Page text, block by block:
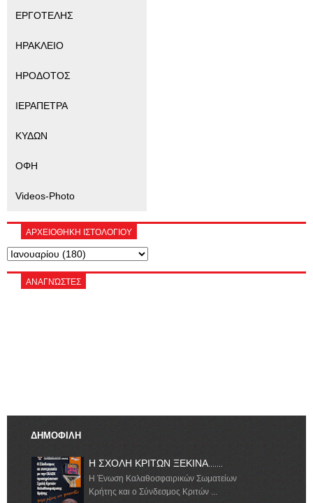
ΕΡΓΟΤΕΛΗΣ
ΗΡΑΚΛΕΙΟ
ΗΡΟΔΟΤΟΣ
ΙΕΡΑΠΕΤΡΑ
ΚΥΔΩΝ
ΟΦΗ
Videos-Photo
ΑΡΧΕΙΟΘΗΚΗ ΙΣΤΟΛΟΓΙΟΥ
ΑΝΑΓΝΏΣΤΕΣ
ΔΗΜΟΦΙΛΗ
Η ΣΧΟΛΗ ΚΡΙΤΩΝ ΞΕΚΙΝΑ.......
Η Ένωση Καλαθοσφαιρικών Σωματείων
Κρήτης και ο Σύνδεσμος Κριτών ...